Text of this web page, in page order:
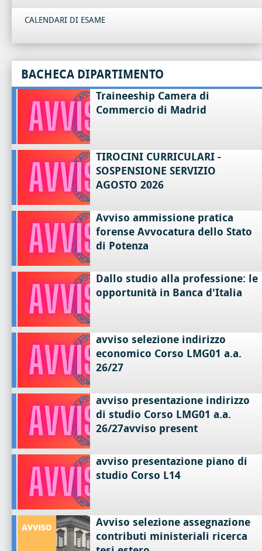
CALENDARI DI ESAME
BACHECA DIPARTIMENTO
Traineeship Camera di
Commercio di Madrid
TIROCINI CURRICULARI -
SOSPENSIONE SERVIZIO
AGOSTO 2026
Avviso ammissione pratica
forense Avvocatura dello Stato
di Potenza
Dallo studio alla professione: le
opportunità in Banca d'Italia
avviso selezione indirizzo
economico Corso LMG01 a.a.
26/27
avviso presentazione indirizzo
di studio Corso LMG01 a.a.
26/27avviso present
avviso presentazione piano di
studio Corso L14
Avviso selezione assegnazione
contributi ministeriali ricerca